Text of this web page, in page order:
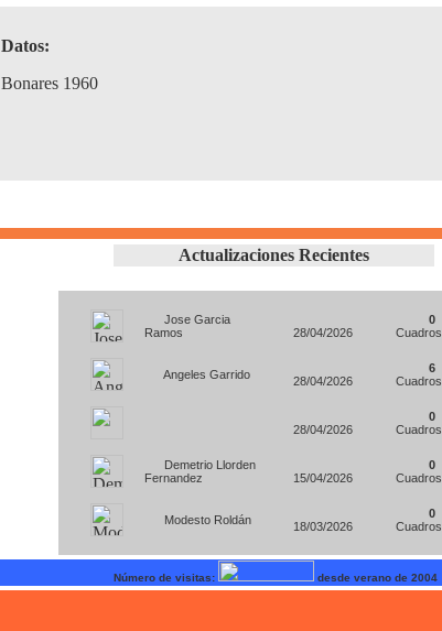
Datos:
Bonares 1960
Actualizaciones Recientes
Jose Garcia
Ramos
28/04/2026
0
Cuadros
Angeles Garrido 28/04/2026
6
Cuadros
28/04/2026
0
Cuadros
Demetrio Llorden
Fernandez
15/04/2026
0
Cuadros
Modesto Roldán 18/03/2026
0
Cuadros
Número de visitas: desde verano de 2004